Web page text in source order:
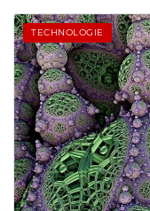
TECHNOLOGIE